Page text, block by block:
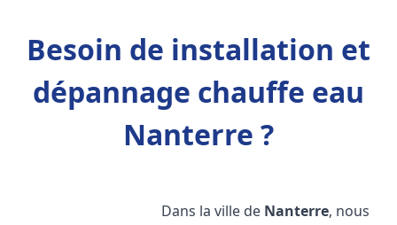
Besoin de installation et
dépannage chauffe eau
Nanterre ?
Dans la ville de Nanterre, nous